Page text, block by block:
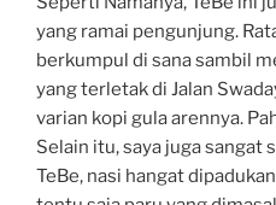
yang ramai pengunjung.
berkumpul di sana sambil
yang terletak di Jalan
varian kopi gula arennya.
Selain itu, saya juga sangat
TeBe, nasi hangat